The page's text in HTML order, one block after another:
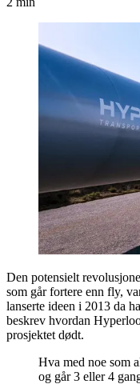
Den potensielt
som går fortere enn fly,
lanserte ideen i 2013 da
beskrev hvordan
prosjektet dødt.
Hva med noe som
og går 3 eller 4